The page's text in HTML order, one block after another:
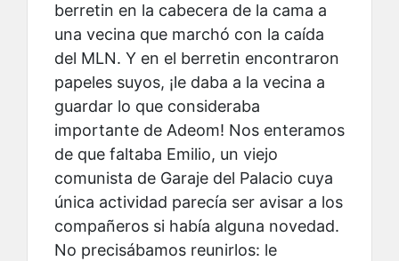
berretin en la cabecera de la cama a
una vecina que marchó con la caída
del MLN. Y en el berretin encontraron
papeles suyos, ¡le daba a la vecina a
guardar lo que consideraba
importante de Adeom! Nos enteramos
de que faltaba Emilio, un viejo
comunista de Garaje del Palacio cuya
única actividad parecía ser avisar a los
compañeros si había alguna novedad.
No precisábamos reunirlos: le